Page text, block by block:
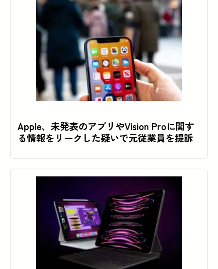
Apple、未発表のアプリやVision Proに関す
る情報をリークした疑いで元従業員を提訴